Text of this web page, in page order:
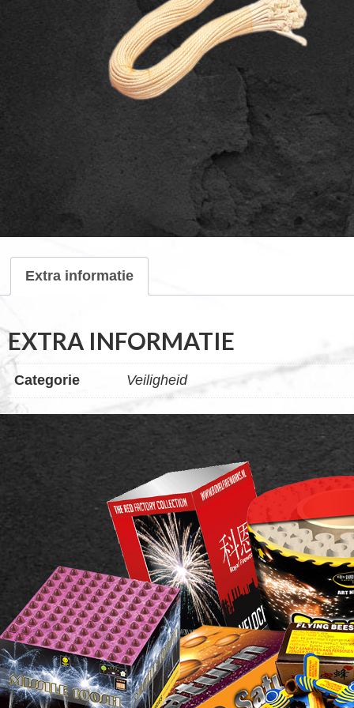
Extra informatie
EXTRA INFORMATIE
Categorie Veiligheid
FOOTER
WIDGET
HEADER
SALE